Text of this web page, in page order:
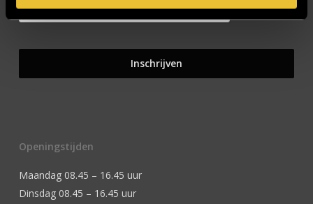
Openingstijden
Maandag 08.45 – 16.45 uur
Dinsdag 08.45 – 16.45 uur